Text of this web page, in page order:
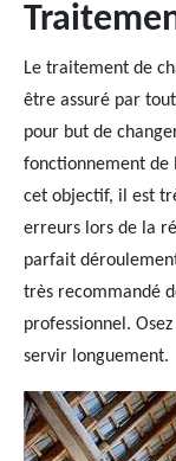
Le traitement de
être assuré par
pour but de
fonctionnement de
cet objectif, il est
erreurs lors de la
parfait
très recommandé
professionnel.
servir longuement.